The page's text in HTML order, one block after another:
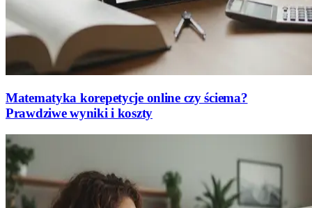
Matematyka korepetycje online czy ściema?
Prawdziwe wyniki i koszty